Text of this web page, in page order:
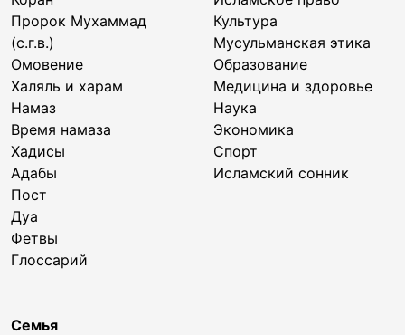
Пророк Мухаммад
(с.г.в.)
Омовение
Халяль и харам
Намаз
Время намаза
Хадисы
Адабы
Пост
Дуа
Фетвы
Глоссарий
Культура
Мусульманская этика
Образование
Медицина и здоровье
Наука
Экономика
Спорт
Исламский сонник
Семья